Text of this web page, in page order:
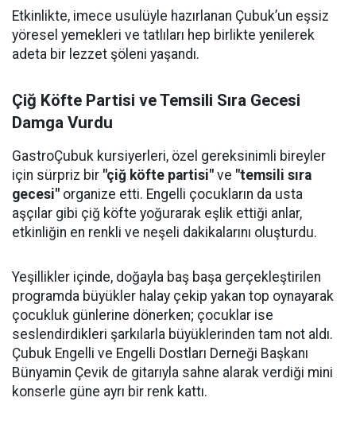
Etkinlikte, imece usulüyle hazırlanan Çubuk’un eşsiz
yöresel yemekleri ve tatlıları hep birlikte yenilerek
adeta bir lezzet şöleni yaşandı.
Çiğ Köfte Partisi ve Temsili Sıra Gecesi
Damga Vurdu
GastroÇubuk kursiyerleri, özel gereksinimli bireyler
için sürpriz bir "çiğ köfte partisi" ve "temsili sıra
gecesi" organize etti. Engelli çocukların da usta
aşçılar gibi çiğ köfte yoğurarak eşlik ettiği anlar,
etkinliğin en renkli ve neşeli dakikalarını oluşturdu.
Yeşillikler içinde, doğayla baş başa gerçekleştirilen
programda büyükler halay çekip yakan top oynayarak
çocukluk günlerine dönerken; çocuklar ise
seslendirdikleri şarkılarla büyüklerinden tam not aldı.
Çubuk Engelli ve Engelli Dostları Derneği Başkanı
Bünyamin Çevik de gitarıyla sahne alarak verdiği mini
konserle güne ayrı bir renk kattı.